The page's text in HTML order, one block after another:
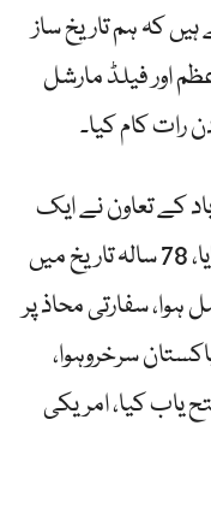
ہیں کہ ہم تاریخ ساز
اور فیلڈ مارشل
رات کام کیا۔
کے تعاون نے ایک
مشکل مرحلہ پایا تکمیل تک پہنچایا، 78 سالہ تاریخ میں
سفارتی محاذ پر
سرخروہوا،
یاب کیا، امریکی